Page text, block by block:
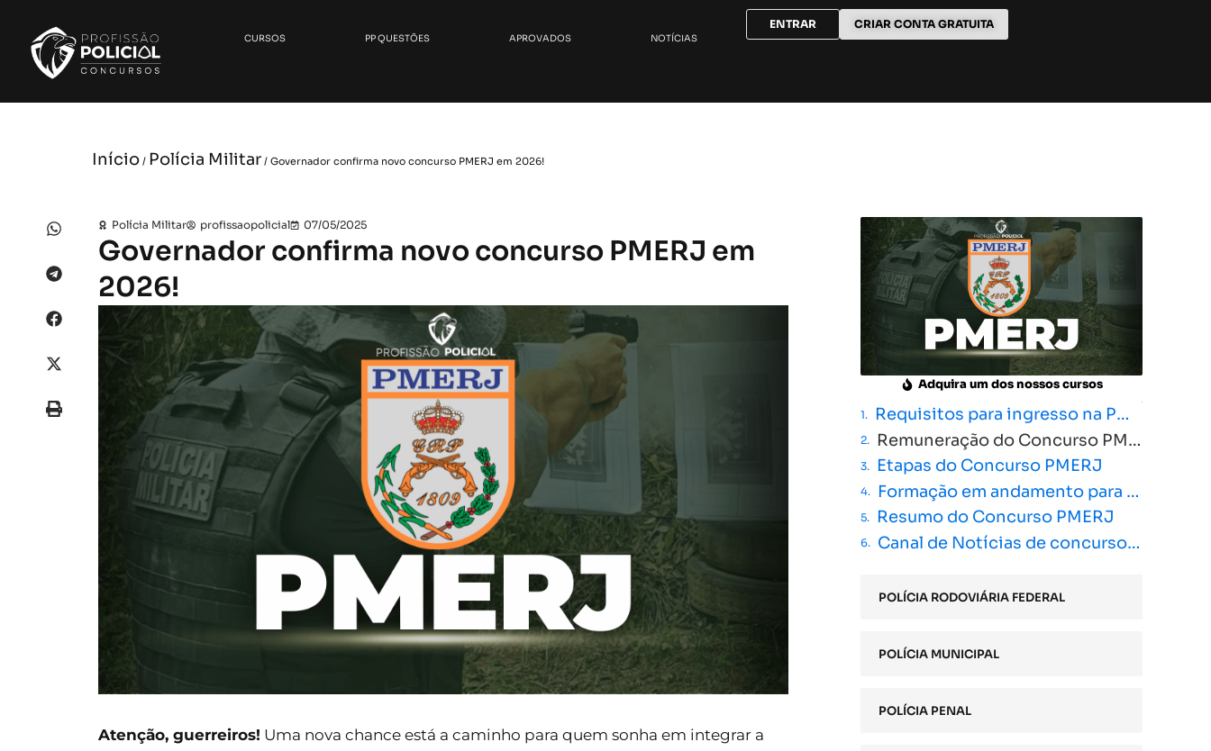
CURSOS PP QUESTÕES APROVADOS NOTÍCIAS
ENTRAR CRIAR CONTA GRATUITA
Início / Polícia Militar / Governador confirma novo concurso PMERJ em 2026!
Polícia Militar profissaopolicial 07/05/2025
Governador confirma novo concurso PMERJ em
2026!
Atenção, guerreiros! Uma nova chance está a caminho para quem sonha em integrar a
Adquira um dos nossos cursos
Requisitos para ingresso na PMERJ – cargo de soldado
Remuneração do Concurso PMERJ
Etapas do Concurso PMERJ
Formação em andamento para aprovados de 2023
Resumo do Concurso PMERJ
Canal de Notícias de concursos policiais
POLÍCIA RODOVIÁRIA FEDERAL
POLÍCIA MUNICIPAL
POLÍCIA PENAL